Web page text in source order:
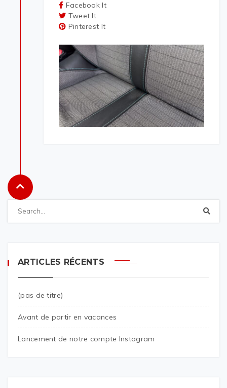
Facebook It
Tweet It
Pinterest It
ARTICLES RÉCENTS
(pas de titre)
Avant de partir en vacances
Lancement de notre compte Instagram